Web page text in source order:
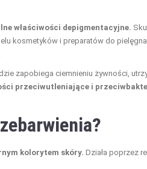
właściwości depigmentacyjne.
kosmetyków i preparatów do
zapobiega ciemnieniu żywności,
przeciwutleniające i
kolorytem skóry. Działa poprzez